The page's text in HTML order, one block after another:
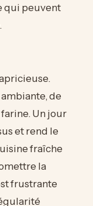
qui peuvent
de
Un jour
et rend le
fraîche
la
frustrante